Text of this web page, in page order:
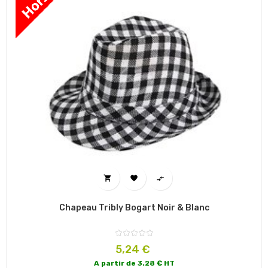
  
Chapeau Tribly Bogart Noir & Blanc
Prix
5,24 €
A partir de 3.28 € HT